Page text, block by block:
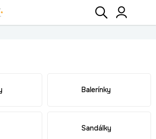
Hledat
Balerínky
Sandálky